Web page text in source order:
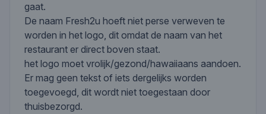
gaat.
De naam Fresh2u hoeft niet perse verweven te
worden in het logo, dit omdat de naam van het
restaurant er direct boven staat.
het logo moet vrolijk/gezond/hawaiiaans aandoen.
Er mag geen tekst of iets dergelijks worden
toegevoegd, dit wordt niet toegestaan door
thuisbezorgd.